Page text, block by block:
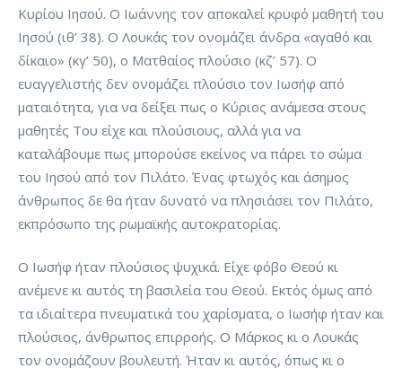
Κυρίου Ιησού. Ο Ιωάννης τον αποκαλεί κρυφό μαθητή του
Ιησού (ιθ’ 38). Ο Λουκάς τον ονομάζει άνδρα «αγαθό και
δίκαιο» (κγ’ 50), ο Ματθαίος πλούσιο (κζ’ 57). Ο
ευαγγελιστής δεν ονομάζει πλούσιο τον Ιωσήφ από
ματαιότητα, για να δείξει πως ο Κύριος ανάμεσα στους
μαθητές Του είχε και πλούσιους, αλλά για να
καταλάβουμε πως μπορούσε εκείνος να πάρει το σώμα
του Ιησού από τον Πιλάτο. Ένας φτωχός και άσημος
άνθρωπος δε θα ήταν δυνατό να πλησιάσει τον Πιλάτο,
εκπρόσωπο της ρωμαϊκής αυτοκρατορίας.
Ο Ιωσήφ ήταν πλούσιος ψυχικά. Είχε φόβο Θεού κι
ανέμενε κι αυτός τη βασιλεία του Θεού. Εκτός όμως από
τα ιδιαίτερα πνευματικά του χαρίσματα, ο Ιωσήφ ήταν και
πλούσιος, άνθρωπος επιρροής. Ο Μάρκος κι ο Λουκάς
τον ονομάζουν βουλευτή. Ήταν κι αυτός, όπως κι ο